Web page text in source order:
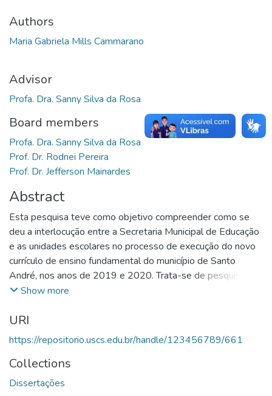
Authors
Maria Gabriela Mills Cammarano
Advisor
Profa. Dra. Sanny Silva da Rosa
Board members
Profa. Dra. Sanny Silva da Rosa
Prof. Dr. Rodnei Pereira
Prof. Dr. Jefferson Mainardes
Abstract
Esta pesquisa teve como objetivo compreender como se
deu a interlocução entre a Secretaria Municipal de Educação
e as unidades escolares no processo de execução do novo
currículo de ensino fundamental do município de Santo
André, nos anos de 2019 e 2020. Trata-se de pesquisa de
abordagem qualitativa, que conciliou análise documental
pedagógicas em um Grupo de Discussão e de entrevista
com uma representante da SME. O trabalho aborda a
construção histórica e a concepção de currículo adotada pela
rede a partir da Base Nacional Comum Curricular (BNCC) e
as percepções das coordenadoras sobre esse processo,
inclusive em meio à pandemia. Quanto ao tratamento teórico
Show more
URI
https://repositorio.uscs.edu.br/handle/123456789/661
Collections
Dissertações